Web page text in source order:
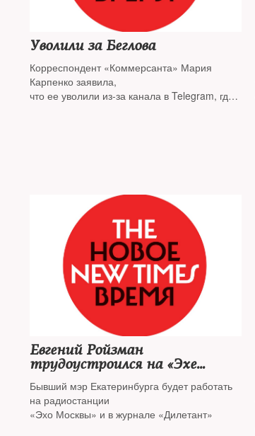
Уволили за Беглова
Корреспондент «Коммерсанта» Мария
Карпенко заявила,
что ее уволили из-за канала в Telegram, где
Евгений Ройзман
трудоустроился на «Эхе
Москвы»
Бывший мэр Екатеринбурга будет работать
на радиостанции
«Эхо Москвы» и в журнале «Дилетант»